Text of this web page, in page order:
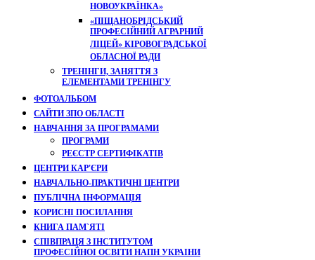
НОВОУКРАЇНКА»
«ПІЩАНОБРІДСЬКИЙ
ПРОФЕСІЙНИЙ АГРАРНИЙ
ЛІЦЕЙ» КІРОВОГРАДСЬКОЇ
ОБЛАСНОЇ РАДИ
ТРЕНІНГИ, ЗАНЯТТЯ З
ЕЛЕМЕНТАМИ ТРЕНІНГУ
ФОТОАЛЬБОМ
САЙТИ ЗПО ОБЛАСТІ
НАВЧАННЯ ЗА ПРОГРАМАМИ
ПРОГРАМИ
РЕЄСТР СЕРТИФІКАТІВ
ЦЕНТРИ КАР'ЄРИ
НАВЧАЛЬНО-ПРАКТИЧНІ ЦЕНТРИ
ПУБЛІЧНА ІНФОРМАЦІЯ
КОРИСНІ ПОСИЛАННЯ
КНИГА ПАМ`ЯТІ
СПІВПРАЦЯ З ІНСТИТУТОМ
ПРОФЕСІЙНОІ ОСВІТИ НАПН УКРАІНИ